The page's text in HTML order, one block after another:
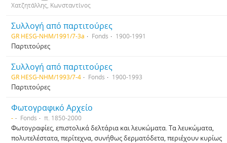
Χατζητάλλης, Κωνσταντίνος
Συλλογή από παρτιτούρες
GR HESG-NHM/1991/7-3a Fonds 1900-1991
Παρτιτούρες
Συλλογή από παρτιτούρες
GR HESG-NHM/1993/7-4 Fonds 1900-1993
Παρτιτούρες
Φωτογραφικό Αρχείο
- Fonds π. 1850-2000
Φωτογραφίες, επιστολικά δελτάρια και λευκώματα. Τα λευκώματα,
πολυτελέστατα, περίτεχνα, συνήθως δερματόδετα, περιέχουν κυρίως